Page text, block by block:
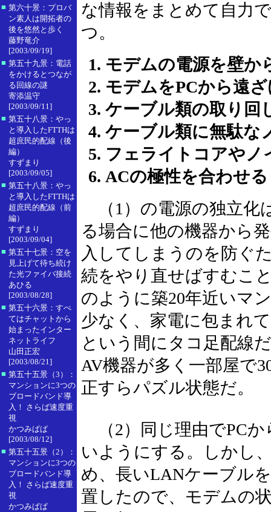
■ 第六十景：プロバ
ン素人は開拓者の
後を悠然と歩く
藤野竜介
[2003/09/19]
■ 第五十九景：電話
をかけるとつなが
る回線の謎
寄添温守
[2003/09/11]
■ 第五十八景：やっ
と導入したFTTHは
超庶民的配線（後
編）
すずまり
[2003/09/05]
■ 第五十八景：やっ
と導入したFTTHは
超庶民的配線（前
編）
すずまり
[2003/09/04]
■ 第五十七景：空を
見上げて待ち続け
た光ファイバ接続
あひる
[2003/08/28]
■ 第五十六景：すべ
てはチャットから
始まったインター
ネットライフ
山田正宏
[2003/08/21]
■ 第五十五景（3）：
マンションに3つの
ブロードバンド導
入！ さらば速度重
視
かつみぱぱ
[2003/08/12]
■ 第五十五景（2）：
マンションに3つの
ブロードバンド導
入！ さらば速度重
視
かつみぱぱ
な情報をまとめて自力
つ。
モデムの電源を壁か
モデムをPCから遠
ケーブル類の取り回
ケーブル類に無駄な
フェライトコアやノ
ACの極性を合わせる
（1）の電源の独立化
る場合に他の機器から
入してしまうのを防ぐ
続をやり直せばすむこ
のように築20年近いマ
少なく、家電に包まれ
という間にタコ足配線
AV機器が多く一部屋で
正すらパズル状態だ。
（2）同じ理由でPC
いようにする。しかし
め、長いLANケーブル
置したので、モデムの